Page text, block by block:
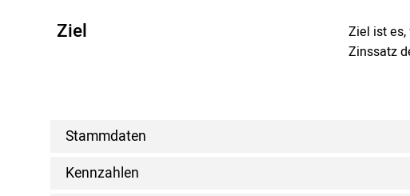
Ziel
Ziel ist
Zinssatz
Stammdaten
Kennzahlen